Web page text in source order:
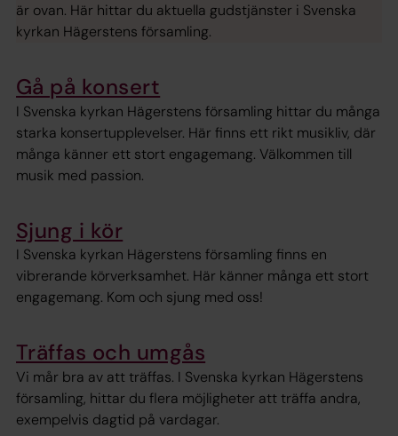
är ovan. Här hittar du aktuella gudstjänster i Svenska
kyrkan Hägerstens församling.
Gå på konsert
I Svenska kyrkan Hägerstens församling hittar du många
starka konsertupplevelser. Här finns ett rikt musikliv, där
många känner ett stort engagemang. Välkommen till
musik med passion .
Sjung i kör
I Svenska kyrkan Hägerstens församling finns en
vibrerande körverksamhet. Här känner många ett stort
engagemang. Kom och sjung med oss!
Träffas och umgås
Vi mår bra av att träffas. I Svenska kyrkan Hägerstens
församling, hittar du flera möjligheter att träffa andra,
exempelvis dagtid på vardagar.